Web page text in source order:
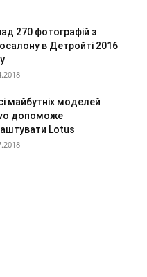
270 фотографій з
в Детройті 2016
майбутніх моделей
допоможе
Lotus